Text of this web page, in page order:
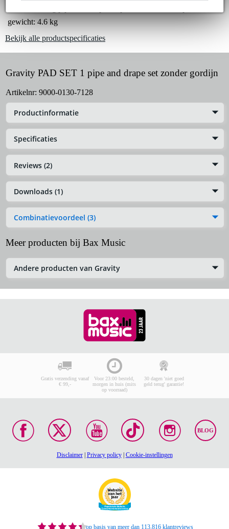
gewicht: 4.6 kg
Bekijk alle productspecificaties
Gravity PAD SET 1 pipe and drape set zonder gordijn
Artikelnr: 9000-0130-7128
Productinformatie
Specificaties
Reviews (2)
Downloads (1)
Combinatievoordeel (3)
Meer producten bij Bax Music
Andere producten van Gravity
Gratis verzending vanaf
€ 99,-
Voor 23:00 besteld,
morgen in huis (mits
op voorraad)
30 dagen 'niet goed
geld terug' garantie!
BLOG
Disclaimer| Privacy policy| Cookie-instellingen
op basis van meer dan 113.816 klantreviews